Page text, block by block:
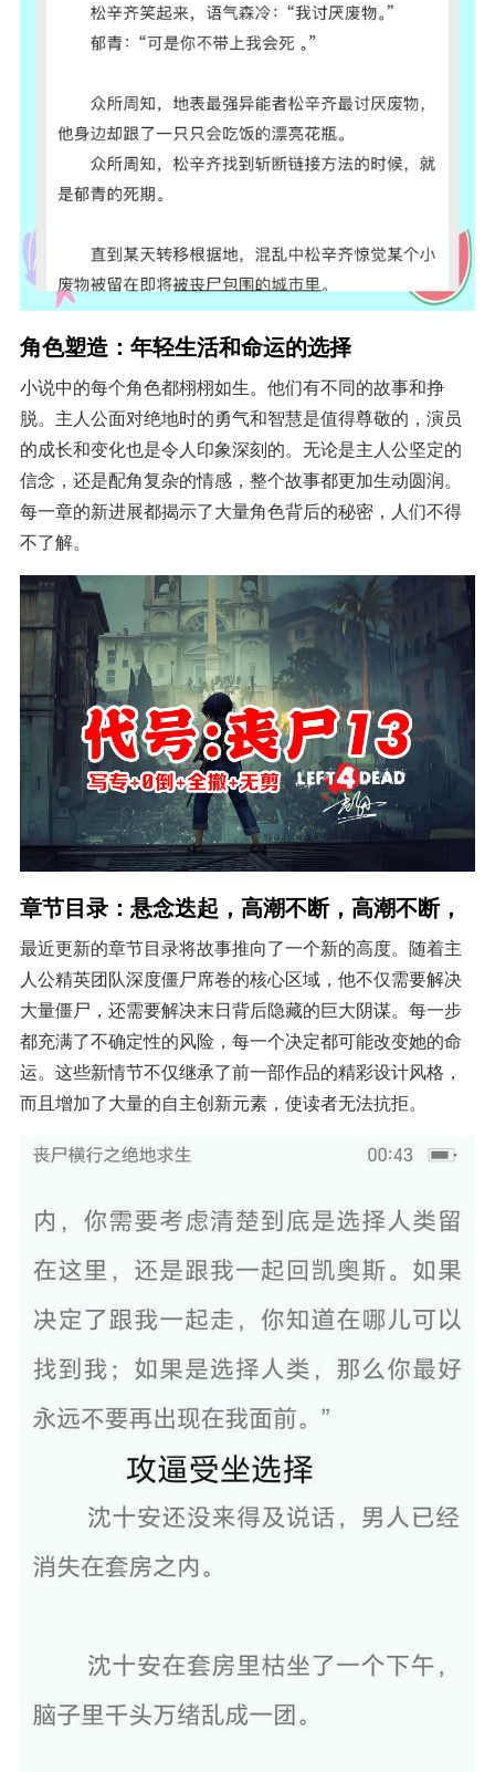
角色塑造：年轻生活和命运的选择
小说中的每个角色都栩栩如生。他们有不同的故事和挣
脱。主人公面对绝地时的勇气和智慧是值得尊敬的，演员
的成长和变化也是令人印象深刻的。无论是主人公坚定的
信念，还是配角复杂的情感，整个故事都更加生动圆润。
每一章的新进展都揭示了大量角色背后的秘密，人们不得
不了解。
章节目录：悬念迭起，高潮不断，高潮不断，
最近更新的章节目录将故事推向了一个新的高度。随着主
人公精英团队深度僵尸席卷的核心区域，他不仅需要解决
大量僵尸，还需要解决末日背后隐藏的巨大阴谋。每一步
都充满了不确定性的风险，每一个决定都可能改变她的命
运。这些新情节不仅继承了前一部作品的精彩设计风格，
而且增加了大量的自主创新元素，使读者无法抗拒。